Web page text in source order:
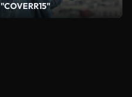
"COVERR15"